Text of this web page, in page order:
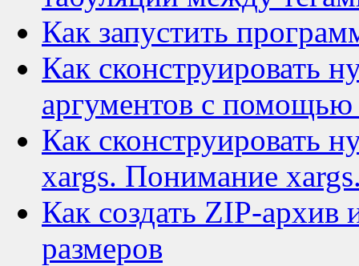
Как запустить
Как сконструировать
аргументов с
Как сконструировать
xargs. Понимание
Как создать ZIP-архив
размеров